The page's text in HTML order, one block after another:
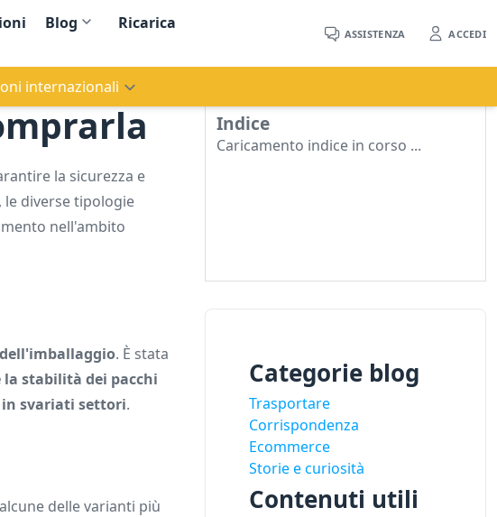
Blog
Ricarica
ASSISTENZA ACCEDI
internazionali
la sicurezza e
, le diverse tipologie
nell'ambito
. È stata
la stabilità dei pacchi
svariati settori.
delle varianti più
Indice
Caricamento indice in corso ...
Categorie blog
Trasportare
Corrispondenza
Ecommerce
Storie e curiosità
Contenuti utili